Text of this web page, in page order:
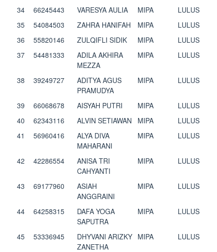
34 66245443 VARESYA AULIA MIPA
LULUS
35
54084503 ZAHRA HANIFAH MIPA
LULUS
36
55820146 ZULQIFLI SIDIK MIPA
LULUS
37
54481333
ADILA AKHIRA
MEZZA
MIPA LULUS
38 39249727
ADITYA AGUS
PRAMUDYA
MIPA LULUS
39 66068678 AISYAH PUTRI MIPA
LULUS
40
62343116 ALVIN SETIAWAN MIPA
LULUS
41
56960416
ALYA DIVA
MAHARANI
MIPA LULUS
42 42286554
ANISA TRI
CAHYANTI
MIPA LULUS
43 69177960
ASIAH
ANGGRAINI
MIPA LULUS
44 64258315
DAFA YOGA
SAPUTRA
MIPA LULUS
45 53336945
DHYVANI ARIZKY
ZANETHA
MIPA LULUS